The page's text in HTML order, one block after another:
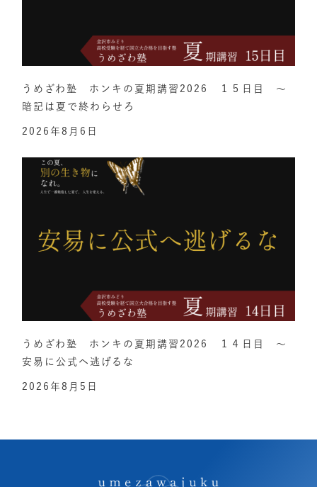
うめざわ塾 ホンキの夏期講習2026 １５日目 ～
暗記は夏で終わらせろ
2026年8月6日
うめざわ塾 ホンキの夏期講習2026 １４日目 ～
安易に公式へ逃げるな
2026年8月5日